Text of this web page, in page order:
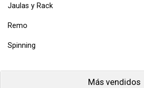
Jaulas y Rack
Remo
Spinning
Más vendidos